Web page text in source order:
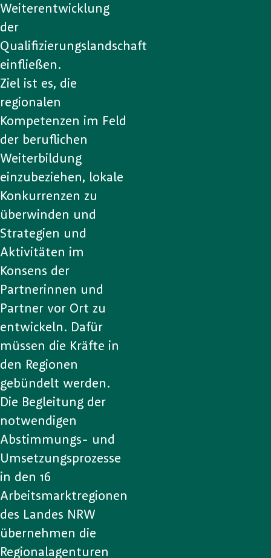
Weiterentwicklung
der
Qualifizierungslandschaft
einfließen.
Ziel ist es, die
regionalen
Kompetenzen im Feld
der beruflichen
Weiterbildung
einzubeziehen, lokale
Konkurrenzen zu
überwinden und
Strategien und
Aktivitäten im
Konsens der
Partnerinnen und
Partner vor Ort zu
entwickeln. Dafür
müssen die Kräfte in
den Regionen
gebündelt werden.
Die Begleitung der
notwendigen
Abstimmungs- und
Umsetzungsprozesse
in den 16
Arbeitsmarktregionen
des Landes NRW
übernehmen die
Regionalagenturen